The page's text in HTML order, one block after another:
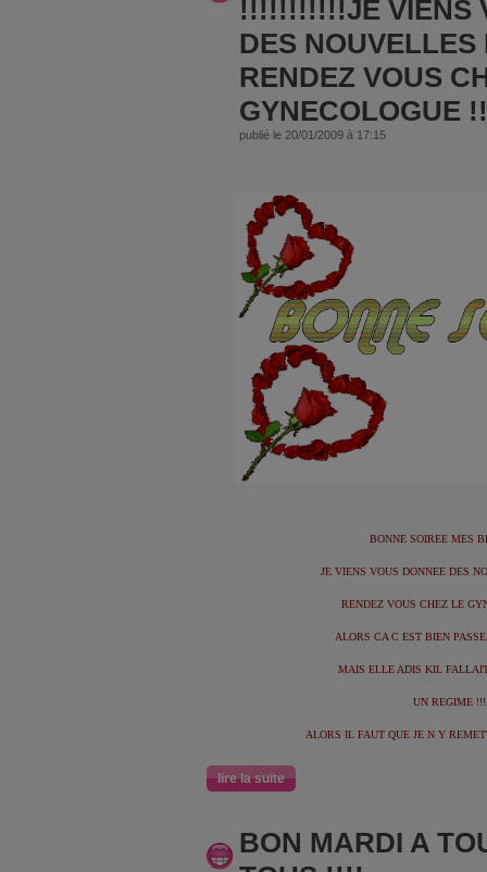
!!!!!!!!!!!JE VIENS
DES NOUVELLES
RENDEZ VOUS
GYNECOLOGUE
publié le 20/01/2009 à 17:15
BONNE SOIREE MES
JE VIENS VOUS DONNEE DES
RENDEZ VOUS CHEZ LE
ALORS CA C EST BIEN
MAIS ELLE ADIS KIL
UN REGIME
ALORS IL FAUT QUE JE N Y
lire la suite
BON MARDI A